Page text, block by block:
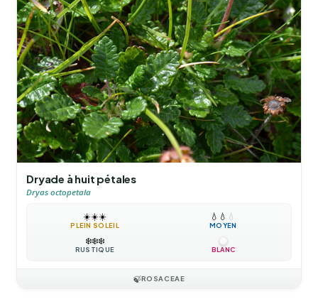
Dryade à huit pétales
Dryas octopetala
☀️☀️☀️
PLEIN SOLEIL
💧 💧 💧
MOYEN
❄️❄️❄️
RUSTIQUE BLANC
🍃ROSACEAE